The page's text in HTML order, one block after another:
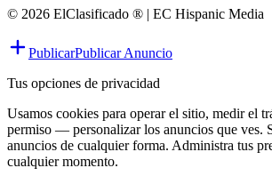
© 2026 ElClasificado ® | EC Hispanic Media
PublicarPublicar Anuncio
Tus opciones de privacidad
Usamos cookies para operar el sitio, medir el
permiso — personalizar los anuncios que ves.
anuncios de cualquier forma. Administra tus
cualquier momento.